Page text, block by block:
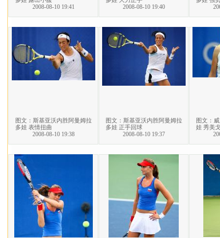
2008-08-10 19:41
2008-08-10 19:40
图文：斯基亚沃内胜阿曼姆拉
多娃 表情扭曲
2008-08-10 19:38
图文：斯基亚沃内胜阿曼姆拉
多娃 正手回球
2008-08-10 19:37
图文：
娃 秀美